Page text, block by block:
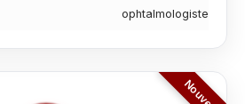
ophtalmologiste